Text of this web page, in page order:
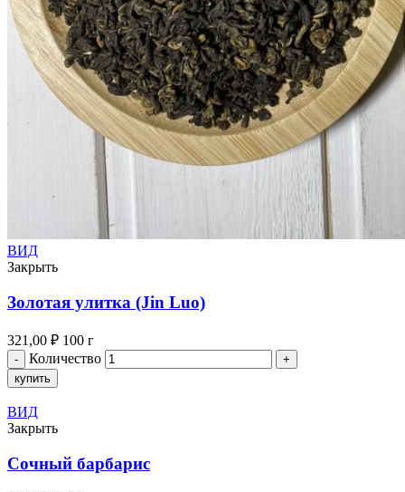
ВИД
Закрыть
Золотая улитка (Jin Luo)
321,00 ₽ 100 г
Количество
купить
ВИД
Закрыть
Сочный барбарис